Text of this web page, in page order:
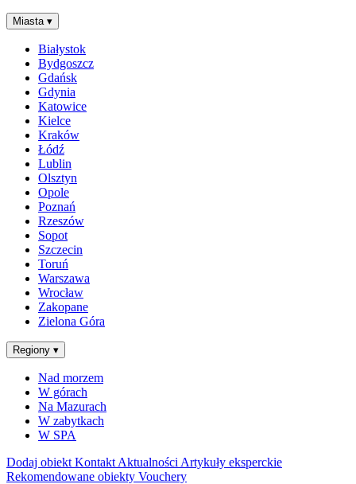
Miasta ▾
Białystok
Bydgoszcz
Gdańsk
Gdynia
Katowice
Kielce
Kraków
Łódź
Lublin
Olsztyn
Opole
Poznań
Rzeszów
Sopot
Szczecin
Toruń
Warszawa
Wrocław
Zakopane
Zielona Góra
Regiony ▾
Nad morzem
W górach
Na Mazurach
W zabytkach
W SPA
Dodaj obiekt Kontakt Aktualności Artykuły eksperckie
Rekomendowane obiekty Vouchery